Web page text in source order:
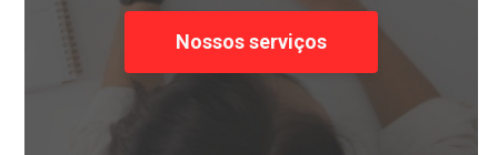
Nossos serviços